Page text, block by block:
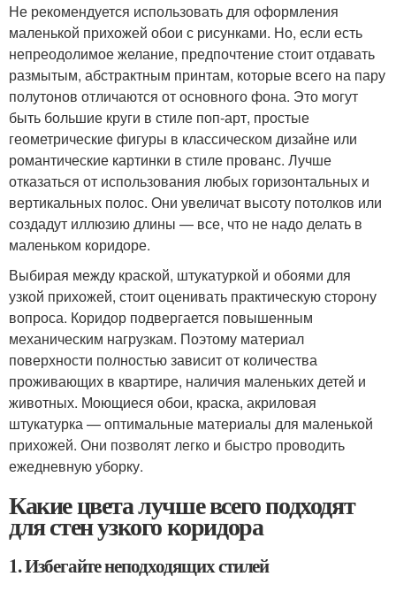
Не рекомендуется использовать для оформления
маленькой прихожей обои с рисунками. Но, если есть
непреодолимое желание, предпочтение стоит отдавать
размытым, абстрактным принтам, которые всего на пару
полутонов отличаются от основного фона. Это могут
быть большие круги в стиле поп-арт, простые
геометрические фигуры в классическом дизайне или
романтические картинки в стиле прованс. Лучше
отказаться от использования любых горизонтальных и
вертикальных полос. Они увеличат высоту потолков или
создадут иллюзию длины — все, что не надо делать в
маленьком коридоре.
Выбирая между краской, штукатуркой и обоями для
узкой прихожей, стоит оценивать практическую сторону
вопроса. Коридор подвергается повышенным
механическим нагрузкам. Поэтому материал
поверхности полностью зависит от количества
проживающих в квартире, наличия маленьких детей и
животных. Моющиеся обои, краска, акриловая
штукатурка — оптимальные материалы для маленькой
прихожей. Они позволят легко и быстро проводить
ежедневную уборку.
Какие цвета лучше всего подходят
для стен узкого коридора
1. Избегайте неподходящих стилей